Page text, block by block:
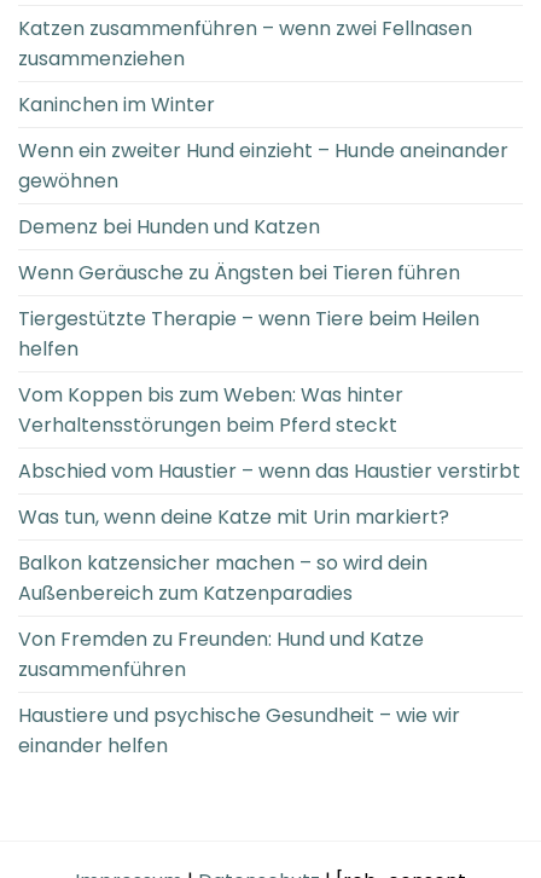
Katzen zusammenführen – wenn zwei Fellnasen
zusammenziehen
Kaninchen im Winter
Wenn ein zweiter Hund einzieht – Hunde aneinander
gewöhnen
Demenz bei Hunden und Katzen
Wenn Geräusche zu Ängsten bei Tieren führen
Tiergestützte Therapie – wenn Tiere beim Heilen
helfen
Vom Koppen bis zum Weben: Was hinter
Verhaltensstörungen beim Pferd steckt
Abschied vom Haustier – wenn das Haustier verstirbt
Was tun, wenn deine Katze mit Urin markiert?
Balkon katzensicher machen – so wird dein
Außenbereich zum Katzenparadies
Von Fremden zu Freunden: Hund und Katze
zusammenführen
Haustiere und psychische Gesundheit – wie wir
einander helfen